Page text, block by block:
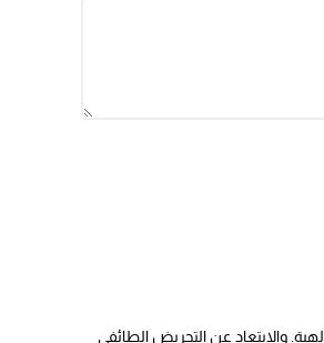
والابتعاد عن التحريض الطائفي